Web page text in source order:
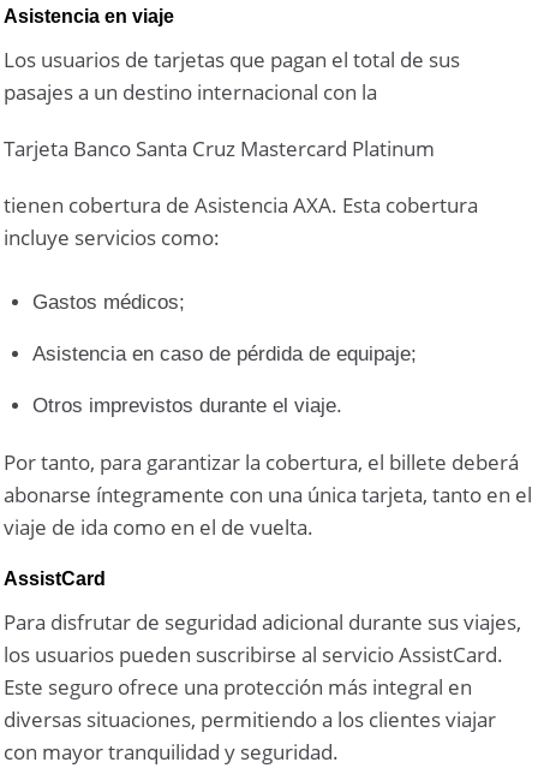
Asistencia en viaje
Los usuarios de tarjetas que pagan el total de sus
pasajes a un destino internacional con la
Tarjeta Banco Santa Cruz Mastercard Platinum
tienen cobertura de Asistencia AXA. Esta cobertura
incluye servicios como:
Gastos médicos;
Asistencia en caso de pérdida de equipaje;
Otros imprevistos durante el viaje.
Por tanto, para garantizar la cobertura, el billete deberá
abonarse íntegramente con una única tarjeta, tanto en el
viaje de ida como en el de vuelta.
AssistCard
Para disfrutar de seguridad adicional durante sus viajes,
los usuarios pueden suscribirse al servicio AssistCard.
Este seguro ofrece una protección más integral en
diversas situaciones, permitiendo a los clientes viajar
con mayor tranquilidad y seguridad.